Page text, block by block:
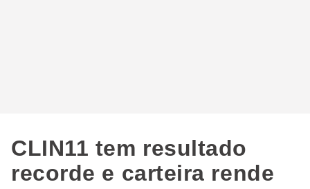
CLIN11 tem resultado
recorde e carteira rende